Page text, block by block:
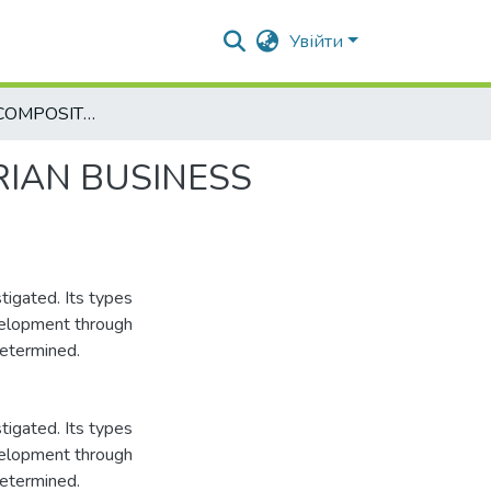
Увійти
INVESTMENT COMPOSITION PROVIDING OF AGRARIAN BUSINESS ECONOMIC SAFETY
BUSINESS
Its types
through
Its types
through